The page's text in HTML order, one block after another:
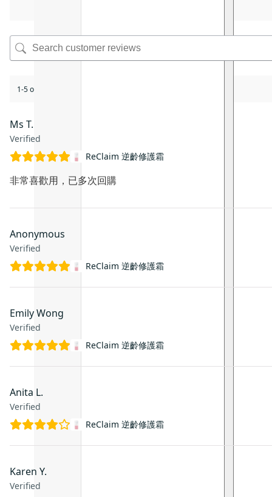
1-5 of 17 reviews
Ms T.
Verified
ReClaim 逆齡修護霜
非常喜歡用，已多次回購
Anonymous
Verified
ReClaim 逆齡修護霜
Emily Wong
Verified
ReClaim 逆齡修護霜
Anita L.
Verified
ReClaim 逆齡修護霜
Karen Y.
Verified